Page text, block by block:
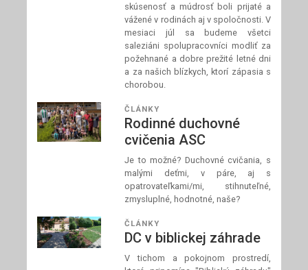
skúsenosť a múdrosť boli prijaté a
vážené v rodinách aj v spoločnosti. V
mesiaci júl sa budeme všetci
saleziáni spolupracovníci modliť za
požehnané a dobre prežité letné dni
a za našich blízkych, ktorí zápasia s
chorobou.
ČLÁNKY
Rodinné duchovné
cvičenia ASC
Je to možné? Duchovné cvičania, s
malými deťmi, v páre, aj s
opatrovateľkami/mi, stihnuteľné,
zmysluplné, hodnotné, naše?
ČLÁNKY
DC v biblickej záhrade
V tichom a pokojnom prostredí,